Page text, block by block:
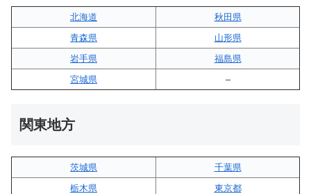
北海道
秋田県
青森県
山形県
岩手県
福島県
宮城県
–
関東地方
茨城県
千葉県
栃木県
東京都